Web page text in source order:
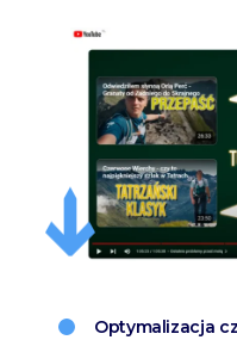
Optymalizacja